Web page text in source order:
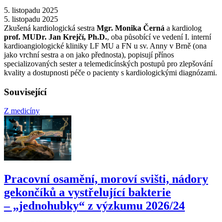
5. listopadu 2025
5. listopadu 2025
Zkušená kardiologická sestra Mgr. Monika Černá a kardiolog
prof. MUDr. Jan Krejčí, Ph.D., oba působící ve vedení I. interní
kardioangiologické kliniky LF MU a FN u sv. Anny v Brně (ona
jako vrchní sestra a on jako přednosta), popisují přínos
specializovaných sester a telemedicínských postupů pro zlepšování
kvality a dostupnosti péče o pacienty s kardiologickými diagnózami.
Související
Z medicíny
Pracovní osamění, moroví svišti, nádory
gekončíků a vystřelující bakterie
–⁠ „jednohubky“ z výzkumu 2026/24